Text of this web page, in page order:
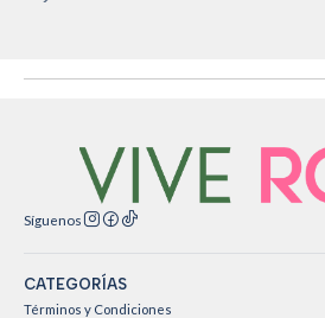
Síguenos
CATEGORÍAS
Términos y Condiciones